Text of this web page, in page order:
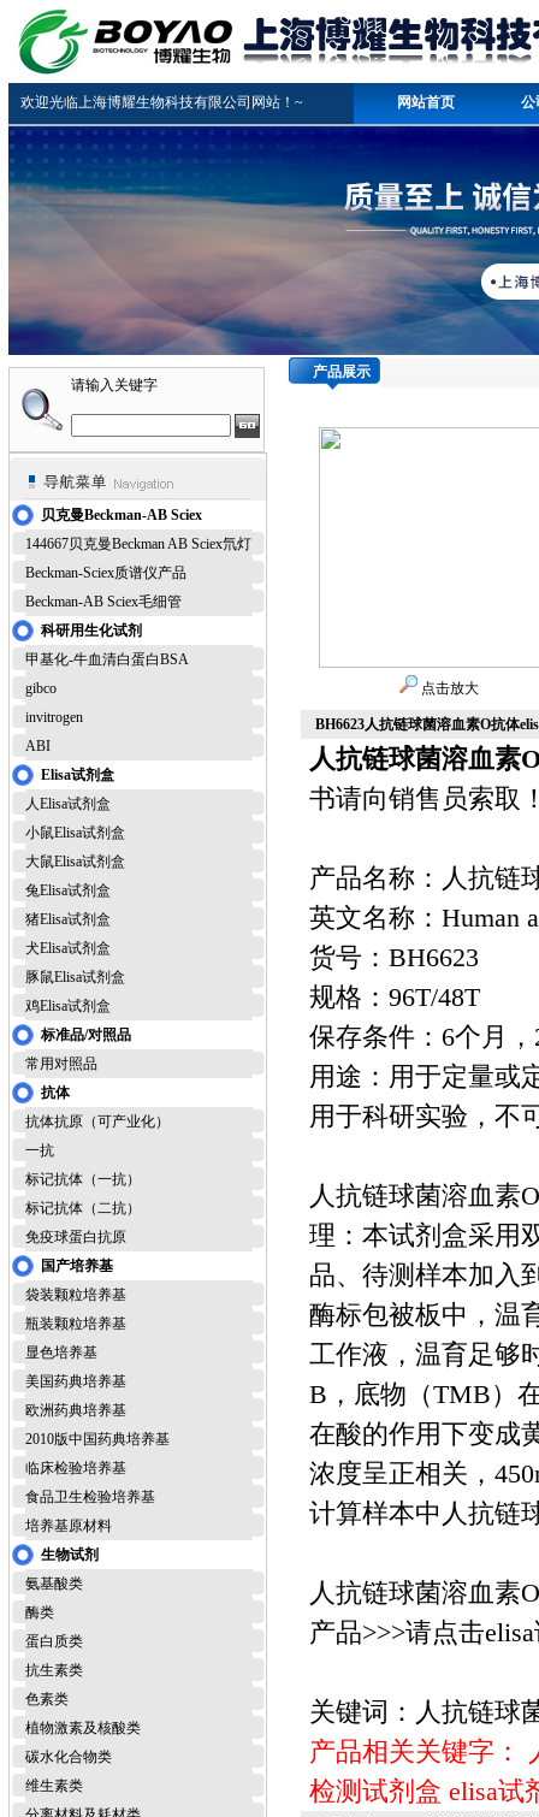
欢迎光临上海博耀生物科技有限公司网站！~ 网站首页 公
请输入关键字
贝克曼Beckman-AB Sciex
144667贝克曼Beckman AB Sciex氘灯
Beckman-Sciex质谱仪产品
Beckman-AB Sciex毛细管
科研用生化试剂
甲基化-牛血清白蛋白BSA
gibco
invitrogen
ABI
Elisa试剂盒
人Elisa试剂盒
小鼠Elisa试剂盒
大鼠Elisa试剂盒
兔Elisa试剂盒
猪Elisa试剂盒
犬Elisa试剂盒
豚鼠Elisa试剂盒
鸡Elisa试剂盒
标准品/对照品
常用对照品
抗体
抗体抗原（可产业化）
一抗
标记抗体（一抗）
标记抗体（二抗）
免疫球蛋白抗原
国产培养基
袋装颗粒培养基
瓶装颗粒培养基
显色培养基
美国药典培养基
欧洲药典培养基
2010版中国药典培养基
临床检验培养基
食品卫生检验培养基
培养基原材料
生物试剂
氨基酸类
酶类
蛋白质类
抗生素类
色素类
植物激素及核酸类
碳水化合物类
维生素类
产品展示
点击放大
BH6623人抗链球菌溶血素O抗体
人抗链球菌溶血素
书请向销售员索取
产品名称：人抗链
英文名称：Human
货号：BH6623
规格：96T/48T
保存条件：6个月
用途：用于定量或
用于科研实验，不
人抗链球菌溶血素
理：本试剂盒采用
品、待测样本加入
酶标包被板中，温
工作液，温育足够
B，底物（TMB）
在酸的作用下变成
浓度呈正相关，
计算样本中人抗链
人抗链球菌溶血素
产品>>>请点击
关键词：人抗链球
产品相关关键字：
检测试剂盒 elisa试